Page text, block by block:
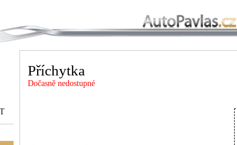
Příchytka
Dočasně nedostupné